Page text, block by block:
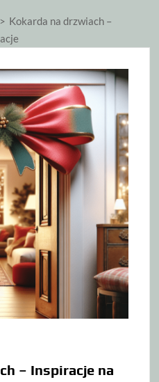
> Kokarda na drzwiach –
– Inspiracje na